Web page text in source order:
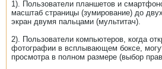
1). Пользователи планшетов и
масштаб страницы (зумирование) до
экран двумя пальцами (мультитач).
2). Пользователи компьютеров, когда
фотографии в всплывающем боксе,
просмотра в полном размере (выбор